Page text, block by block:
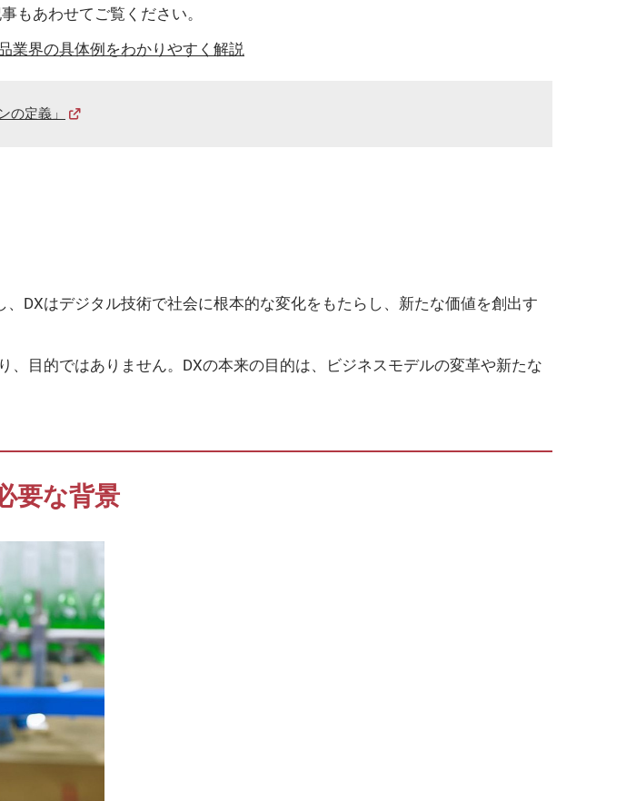
もあわせてご覧ください。
業界の具体例をわかりやすく解説
定義」
DXはデジタル技術で社会に根本的な変化をもたらし、新たな価値を創出す
目的ではありません。DXの本来の目的は、ビジネスモデルの変革や新たな
要な背景